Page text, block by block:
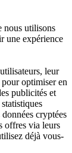
nous utilisons
une expérience
leur
optimiser en
publicités et
cryptées
offres via leurs
déjà vous-